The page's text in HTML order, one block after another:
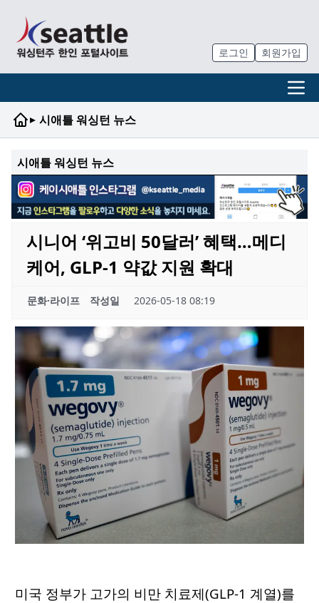
로그인 회원가입
▸ 시애틀 워싱턴 뉴스
시애틀 워싱턴 뉴스
시니어 ‘위고비 50달러’ 혜택…메디
케어, GLP-1 약값 지원 확대
문화·라이프 작성일 2026-05-18 08:19
미국 정부가 고가의 비만 치료제(GLP-1 계열)를